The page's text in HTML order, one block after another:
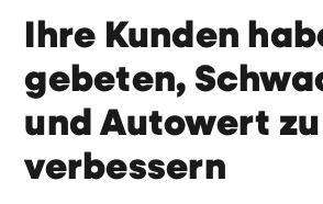
Ihre Kunden
gebeten,
und Autowert zu
verbessern